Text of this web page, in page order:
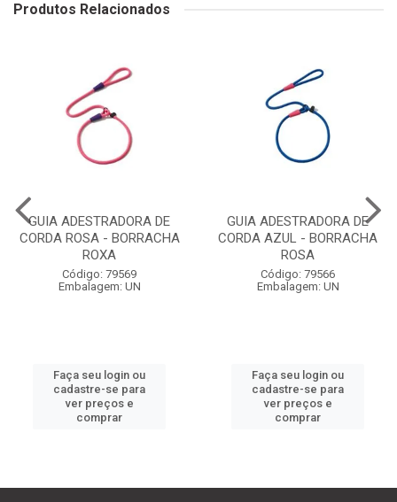
Produtos Relacionados
GUIA ADESTRADORA DE
CORDA ROSA - BORRACHA
ROXA
Código: 79569
Embalagem: UN
Faça seu login ou
cadastre-se para
ver preços e
comprar
GUIA ADESTRADORA DE
CORDA AZUL - BORRACHA
ROSA
Código: 79566
Embalagem: UN
Faça seu login ou
cadastre-se para
ver preços e
comprar